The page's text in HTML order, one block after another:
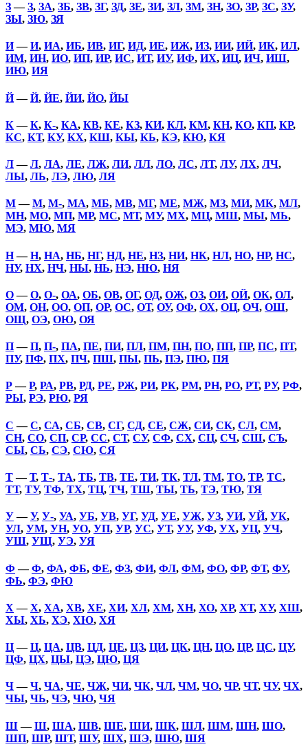
З—З, ЗА, ЗБ, ЗВ, ЗГ, ЗД, ЗЕ, ЗИ, ЗЛ, ЗМ, ЗН, ЗО, ЗР, ЗС, ЗУ,
ЗЫ, ЗЮ, ЗЯ
И—И, ИА, ИБ, ИВ, ИГ, ИД, ИЕ, ИЖ, ИЗ, ИИ, ИЙ, ИК, ИЛ,
ИМ, ИН, ИО, ИП, ИР, ИС, ИТ, ИУ, ИФ, ИХ, ИЦ, ИЧ, ИШ,
ИЮ, ИЯ
Й—Й, ЙЕ, ЙИ, ЙО, ЙЫ
К—К, К-, КА, КВ, КЕ, КЗ, КИ, КЛ, КМ, КН, КО, КП, КР,
КС, КТ, КУ, КХ, КШ, КЫ, КЬ, КЭ, КЮ, КЯ
Л—Л, ЛА, ЛЕ, ЛЖ, ЛИ, ЛЛ, ЛО, ЛС, ЛТ, ЛУ, ЛХ, ЛЧ,
ЛЫ, ЛЬ, ЛЭ, ЛЮ, ЛЯ
М—М, М-, МА, МБ, МВ, МГ, МЕ, МЖ, МЗ, МИ, МК, МЛ,
МН, МО, МП, МР, МС, МТ, МУ, МХ, МЦ, МШ, МЫ, МЬ,
МЭ, МЮ, МЯ
Н—Н, НА, НБ, НГ, НД, НЕ, НЗ, НИ, НК, НЛ, НО, НР, НС,
НУ, НХ, НЧ, НЫ, НЬ, НЭ, НЮ, НЯ
О—О, О-, ОА, ОБ, ОВ, ОГ, ОД, ОЖ, ОЗ, ОИ, ОЙ, ОК, ОЛ,
ОМ, ОН, ОО, ОП, ОР, ОС, ОТ, ОУ, ОФ, ОХ, ОЦ, ОЧ, ОШ,
ОЩ, ОЭ, ОЮ, ОЯ
П—П, П-, ПА, ПЕ, ПИ, ПЛ, ПМ, ПН, ПО, ПП, ПР, ПС, ПТ,
ПУ, ПФ, ПХ, ПЧ, ПШ, ПЫ, ПЬ, ПЭ, ПЮ, ПЯ
Р—Р, РА, РВ, РД, РЕ, РЖ, РИ, РК, РМ, РН, РО, РТ, РУ, РФ,
РЫ, РЭ, РЮ, РЯ
С —С, СА, СБ, СВ, СГ, СД, СЕ, СЖ, СИ, СК, СЛ, СМ,
СН, СО, СП, СР, СС, СТ, СУ, СФ, СХ, СЦ, СЧ, СШ, СЪ,
СЫ, СЬ, СЭ, СЮ, СЯ
Т—Т, Т-, ТА, ТБ, ТВ, ТЕ, ТИ, ТК, ТЛ, ТМ, ТО, ТР, ТС,
ТТ, ТУ, ТФ, ТХ, ТЦ, ТЧ, ТШ, ТЫ, ТЬ, ТЭ, ТЮ, ТЯ
У—У, У-, УА, УБ, УВ, УГ, УД, УЕ, УЖ, УЗ, УИ, УЙ, УК,
УЛ, УМ, УН, УО, УП, УР, УС, УТ, УУ, УФ, УХ, УЦ, УЧ,
УШ, УЩ, УЭ, УЯ
Ф —Ф, ФА, ФБ, ФЕ, ФЗ, ФИ, ФЛ, ФМ, ФО, ФР, ФТ, ФУ,
ФЬ, ФЭ, ФЮ
Х —Х, ХА, ХВ, ХЕ, ХИ, ХЛ, ХМ, ХН, ХО, ХР, ХТ, ХУ, ХШ,
ХЫ, ХЬ, ХЭ, ХЮ, ХЯ
Ц—Ц, ЦА, ЦВ, ЦД, ЦЕ, ЦЗ, ЦИ, ЦК, ЦН, ЦО, ЦР, ЦС, ЦУ,
ЦФ, ЦХ, ЦЫ, ЦЭ, ЦЮ, ЦЯ
Ч—Ч, ЧА, ЧЕ, ЧЖ, ЧИ, ЧК, ЧЛ, ЧМ, ЧО, ЧР, ЧТ, ЧУ, ЧХ,
ЧЫ, ЧЬ, ЧЭ, ЧЮ, ЧЯ
Ш—Ш, ША, ШВ, ШЕ, ШИ, ШК, ШЛ, ШМ, ШН, ШО,
ШП, ШР, ШТ, ШУ, ШХ, ШЭ, ШЮ, ШЯ